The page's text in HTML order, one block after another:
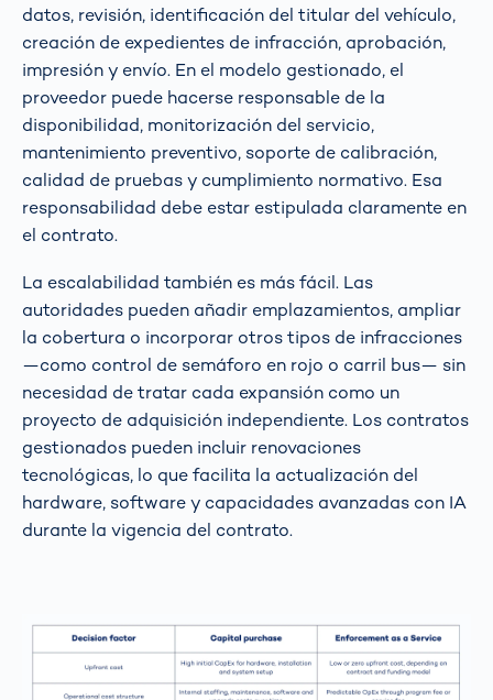
datos, revisión, identificación del titular del vehículo,
creación de expedientes de infracción, aprobación,
impresión y envío. En el modelo gestionado, el
proveedor puede hacerse responsable de la
disponibilidad, monitorización del servicio,
mantenimiento preventivo, soporte de calibración,
calidad de pruebas y cumplimiento normativo. Esa
responsabilidad debe estar estipulada claramente en
el contrato.
La escalabilidad también es más fácil. Las
autoridades pueden añadir emplazamientos, ampliar
la cobertura o incorporar otros tipos de infracciones
—como control de semáforo en rojo o carril bus— sin
necesidad de tratar cada expansión como un
proyecto de adquisición independiente. Los contratos
gestionados pueden incluir renovaciones
tecnológicas, lo que facilita la actualización del
hardware, software y capacidades avanzadas con IA
durante la vigencia del contrato.